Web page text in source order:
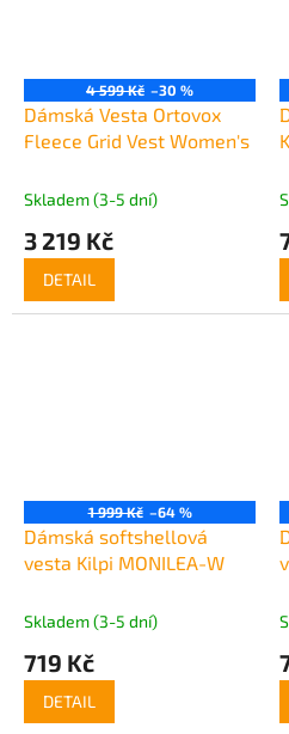
4 599 Kč –30 %
Dámská Vesta Ortovox
Fleece Grid Vest Women's
Skladem (3-5 dní)
3 219 Kč
DETAIL
1 999 Kč –64 %
Dámská softshellová
vesta Kilpi MONILEA-W
Skladem (3-5 dní)
719 Kč
DETAIL